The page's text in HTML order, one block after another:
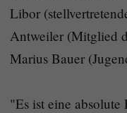
Libor
Antweiler (Mitglied
Marius Bauer
"Es ist eine absolute